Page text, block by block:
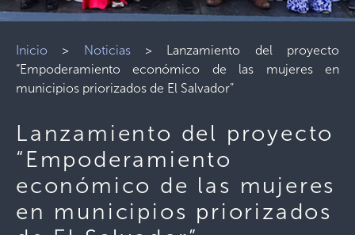
Inicio > Noticias> Lanzamiento del proyecto
“Empoderamiento económico de las mujeres en
municipios priorizados de El Salvador”
Lanzamiento del proyecto
“Empoderamiento
económico de las mujeres
en municipios priorizados